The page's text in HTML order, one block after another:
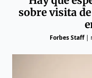
sobre visita
Forbes Staff|